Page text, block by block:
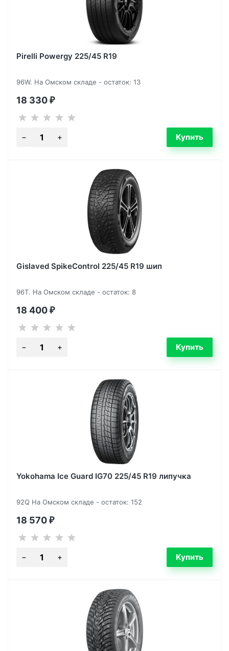
Pirelli Powergy 225/45 R19
96W. На Омском складе - остаток: 13
18 330 ₽
Gislaved SpikeControl 225/45 R19 шип
96T. На Омском складе - остаток: 8
18 400 ₽
Yokohama Ice Guard IG70 225/45 R19 липучка
92Q На Омском складе - остаток: 152
18 570 ₽